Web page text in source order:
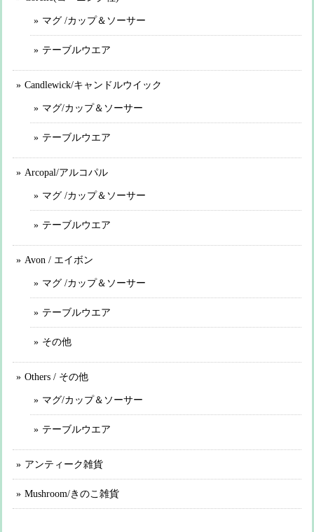
マグ /カップ＆ソーサー
テーブルウエア
Candlewick/キャンドルウイック
マグ/カップ＆ソーサー
テーブルウエア
Arcopal/アルコパル
マグ /カップ＆ソーサー
テーブルウエア
Avon / エイボン
マグ /カップ＆ソーサー
テーブルウエア
その他
Others / その他
マグ/カップ＆ソーサー
テーブルウエア
アンティーク雑貨
Mushroom/きのこ雑貨